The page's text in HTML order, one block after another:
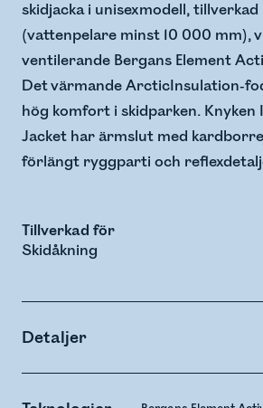
skidjacka i unisexmodell,
(vattenpelare minst 10 000 mm),
ventilerande Bergans Element
Det värmande ArcticInsulation-
hög komfort i skidparken. Knyken
Jacket har ärmslut med
förlängt ryggparti och
Tillverkad för
Skidåkning
Detaljer